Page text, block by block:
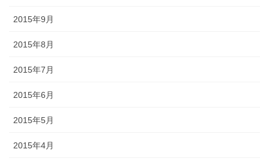
2015年9月
2015年8月
2015年7月
2015年6月
2015年5月
2015年4月